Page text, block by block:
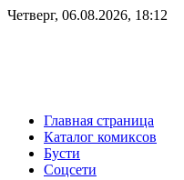
Четверг, 06.08.2026, 18:12
Главная страница
Каталог комиксов
Бусти
Соцсети